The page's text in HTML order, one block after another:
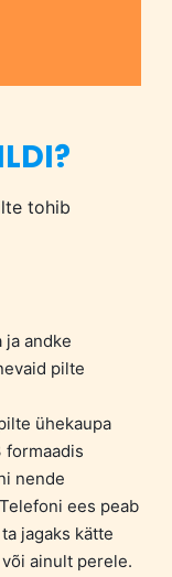
tohib
ja andke
pilte
ühekaupa
formaadis
nende
ees peab
jagaks kätte
ainult perele.